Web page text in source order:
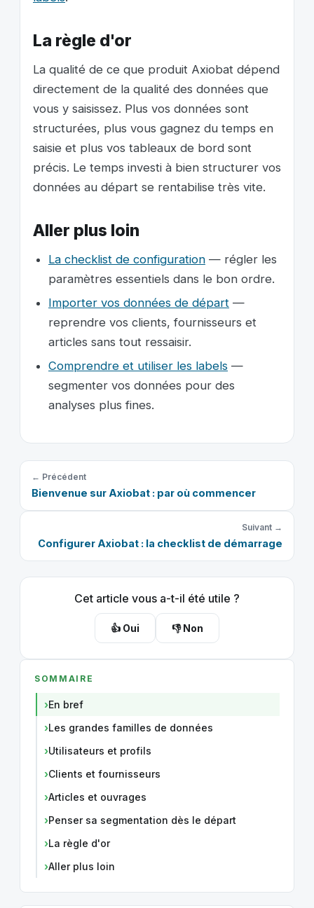
La règle d'or
La qualité de ce que produit Axiobat dépend
directement de la qualité des données que
vous y saisissez. Plus vos données sont
structurées, plus vous gagnez du temps en
saisie et plus vos tableaux de bord sont
précis. Le temps investi à bien structurer vos
données au départ se rentabilise très vite.
Aller plus loin
La checklist de configuration — régler les
paramètres essentiels dans le bon ordre.
Importer vos données de départ —
reprendre vos clients, fournisseurs et
articles sans tout ressaisir.
Comprendre et utiliser les labels —
segmenter vos données pour des
analyses plus fines.
← Précédent
Bienvenue sur Axiobat : par où commencer
Suivant →
Configurer Axiobat : la checklist de démarrage
Cet article vous a-t-il été utile ?
👍 Oui 👎 Non
SOMMAIRE
En bref
Les grandes familles de données
Utilisateurs et profils
Clients et fournisseurs
Articles et ouvrages
Penser sa segmentation dès le départ
La règle d'or
Aller plus loin